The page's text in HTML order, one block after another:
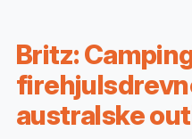
Britz:
australske